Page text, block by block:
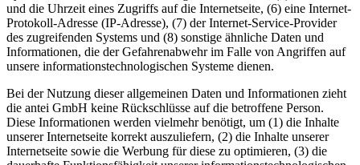
und die Uhrzeit eines Zugriffs auf die Internetseite, (6) eine Internet-
Protokoll-Adresse (IP-Adresse), (7) der Internet-Service-Provider
des zugreifenden Systems und (8) sonstige ähnliche Daten und
Informationen, die der Gefahrenabwehr im Falle von Angriffen auf
unsere informationstechnologischen Systeme dienen.
Bei der Nutzung dieser allgemeinen Daten und Informationen zieht
die antei GmbH keine Rückschlüsse auf die betroffene Person.
Diese Informationen werden vielmehr benötigt, um (1) die Inhalte
unserer Internetseite korrekt auszuliefern, (2) die Inhalte unserer
Internetseite sowie die Werbung für diese zu optimieren, (3) die